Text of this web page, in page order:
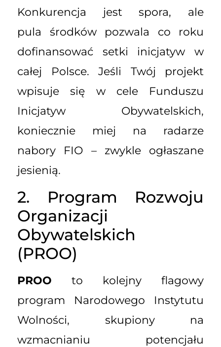
Konkurencja jest spora, ale
pula środków pozwala co roku
dofinansować setki inicjatyw w
całej Polsce. Jeśli Twój projekt
wpisuje się w cele Funduszu
Inicjatyw Obywatelskich,
koniecznie miej na radarze
nabory FIO – zwykle ogłaszane
jesienią.
2. Program Rozwoju
Organizacji
Obywatelskich
(PROO)
PROO to kolejny flagowy
program Narodowego Instytutu
Wolności, skupiony na
wzmacnianiu potencjału